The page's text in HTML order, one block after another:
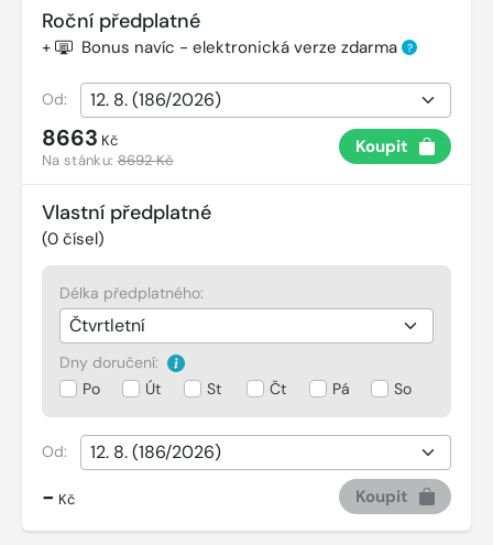
Roční předplatné
+ Bonus navíc - elektronická verze zdarma ?
Od:
8663 Kč
Na stánku:8692 Kč
Koupit
Vlastní předplatné
(0 čísel)
Délka předplatného:
Dny doručení:
Po
Út St Čt Pá So
Od:
- Kč Koupit